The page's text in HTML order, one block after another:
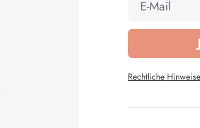
Rechtliche Hinweise